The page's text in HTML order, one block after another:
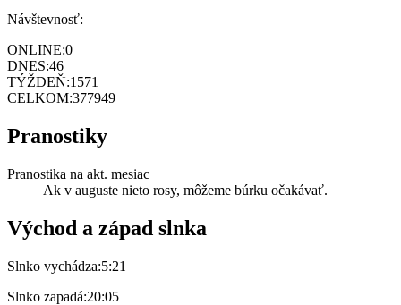
Návštevnosť:
ONLINE:0
DNES:46
TÝŽDEŇ:1571
CELKOM:377949
Pranostiky
Pranostika na akt. mesiac
Ak v auguste nieto rosy, môžeme búrku očakávať.
Východ a západ slnka
Slnko vychádza:5:21
Slnko zapadá:20:05